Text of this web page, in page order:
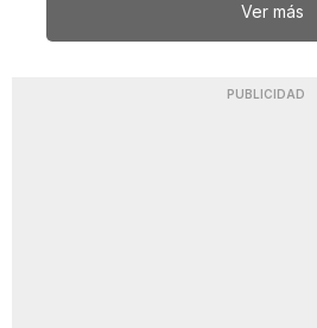
Ver más
PUBLICIDAD